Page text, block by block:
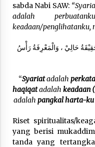
sabda Nabi SAW:
adalah
keadaan/penglihatanku,
حَالِيْ ، وَالْمَعْرِفَةُ رَأْسُ
“Syariatadalah
haqiqatadalah keadaan
adalah pangkal harta-ku
Riset spiritualitas/
yang berisi
tanda yang